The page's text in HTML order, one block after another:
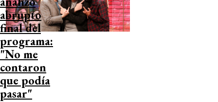
abrupto
final del
programa:
"No me
contaron
que podía
pasar"